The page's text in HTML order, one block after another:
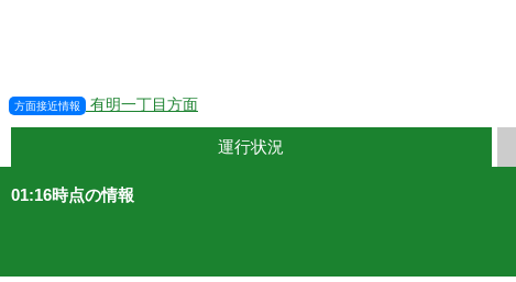
方面接近情報 有明一丁目方面
運行状況
01:16時点の情報